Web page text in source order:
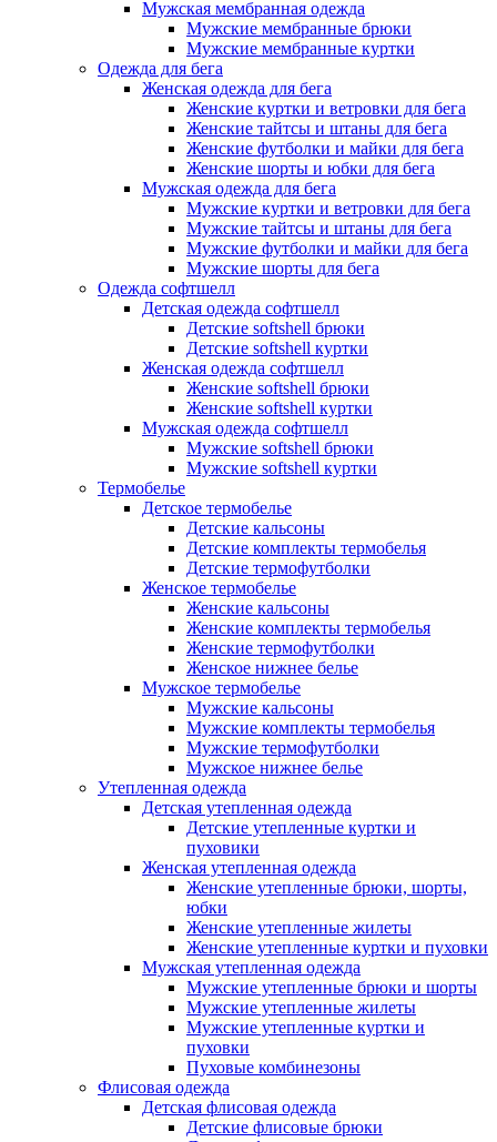
Мужская мембранная одежда
Мужские мембранные брюки
Мужские мембранные куртки
Одежда для бега
Женская одежда для бега
Женские куртки и ветровки для бега
Женские тайтсы и штаны для бега
Женские футболки и майки для бега
Женские шорты и юбки для бега
Мужская одежда для бега
Мужские куртки и ветровки для бега
Мужские тайтсы и штаны для бега
Мужские футболки и майки для бега
Мужские шорты для бега
Одежда софтшелл
Детская одежда софтшелл
Детские softshell брюки
Детские softshell куртки
Женская одежда софтшелл
Женские softshell брюки
Женские softshell куртки
Мужская одежда софтшелл
Мужские softshell брюки
Мужские softshell куртки
Термобелье
Детское термобелье
Детские кальсоны
Детские комплекты термобелья
Детские термофутболки
Женское термобелье
Женские кальсоны
Женские комплекты термобелья
Женские термофутболки
Женское нижнее белье
Мужское термобелье
Мужские кальсоны
Мужские комплекты термобелья
Мужские термофутболки
Мужское нижнее белье
Утепленная одежда
Детская утепленная одежда
Детские утепленные куртки и
пуховики
Женская утепленная одежда
Женские утепленные брюки, шорты,
юбки
Женские утепленные жилеты
Женские утепленные куртки и пуховки
Мужская утепленная одежда
Мужские утепленные брюки и шорты
Мужские утепленные жилеты
Мужские утепленные куртки и
пуховки
Пуховые комбинезоны
Флисовая одежда
Детская флисовая одежда
Детские флисовые брюки